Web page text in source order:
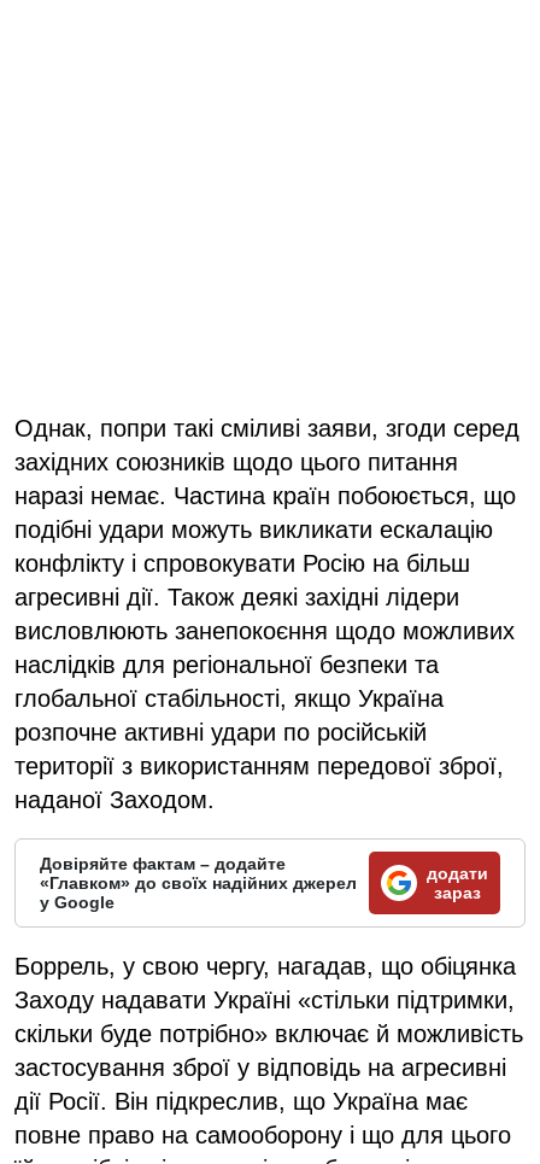
Однак, попри такі сміливі заяви, згоди серед
західних союзників щодо цього питання
наразі немає. Частина країн побоюється, що
подібні удари можуть викликати ескалацію
конфлікту і спровокувати Росію на більш
агресивні дії. Також деякі західні лідери
висловлюють занепокоєння щодо можливих
наслідків для регіональної безпеки та
глобальної стабільності, якщо Україна
розпочне активні удари по російській
території з використанням передової зброї,
наданої Заходом.
Довіряйте фактам – додайте
«Главком» до своїх надійних джерел
у Google
додати
зараз
Боррель, у свою чергу, нагадав, що обіцянка
Заходу надавати Україні «стільки підтримки,
скільки буде потрібно» включає й можливість
застосування зброї у відповідь на агресивні
дії Росії. Він підкреслив, що Україна має
повне право на самооборону і що для цього